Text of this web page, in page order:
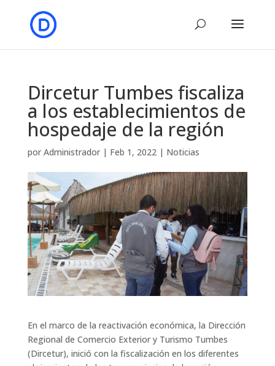
Dircetur Tumbes fiscaliza
a los establecimientos de
hospedaje de la región
por Administrador| Feb 1, 2022| Noticias
En el marco de la reactivación económica, la Dirección
Regional de Comercio Exterior y Turismo Tumbes
(Dircetur), inició con la fiscalización en los diferentes